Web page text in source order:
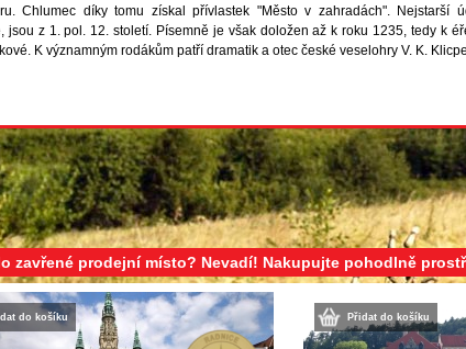
Chlumec díky tomu získal přívlastek "Město v zahradách". Nejstarší
jsou z 1. pol. 12. století. Písemně je však doložen až k roku 1235, tedy k
K významným rodákům patří dramatik a otec české veselohry V. K.
zavřené prodejní místo? Nevadí! Nakupujte pohodlně
do košíku Přidat do košíku